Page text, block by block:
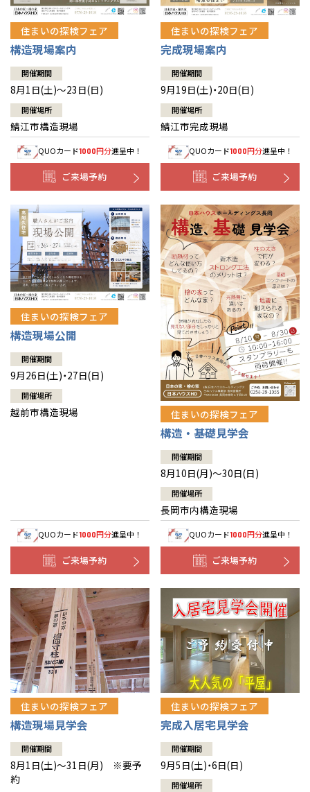
住まいの探検フェア
構造現場案内
開催期間
8月1日(土)～23日(日)
開催場所
鯖江市構造現場
QUOカード1000円分進呈中！
ご来場予約
住まいの探検フェア
完成現場案内
開催期間
9月19日(土)・20日(日)
開催場所
鯖江市完成現場
QUOカード1000円分進呈中！
ご来場予約
住まいの探検フェア
構造現場公開
開催期間
9月26日(土)・27日(日)
開催場所
越前市構造現場
QUOカード1000円分進呈中！
ご来場予約
住まいの探検フェア
構造・基礎見学会
開催期間
8月10日(月)～30日(日)
開催場所
長岡市内構造現場
QUOカード1000円分進呈中！
ご来場予約
住まいの探検フェア
構造現場見学会
開催期間
8月1日(土)～31日(月) ※要予
約
住まいの探検フェア
完成入居宅見学会
開催期間
9月5日(土)・6日(日)
開催場所